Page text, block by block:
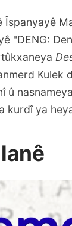
Îspanyayê
"DENG:
Kulek
û
kurdî ya